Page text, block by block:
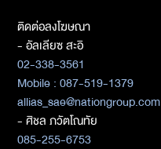
ติดต่อลงโฆษณา
- อัลเลียซ สะอิ
02-338-3561
Mobile : 087-519-1379
allias_sae@nationgroup.com
- ศิชล ภวัตโณทัย
085-255-6753